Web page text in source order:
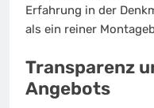
Erfahrung in der
als ein reiner
Transparenz
Angebots